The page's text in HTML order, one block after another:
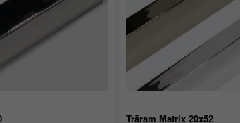
Träram Matrix 20x52